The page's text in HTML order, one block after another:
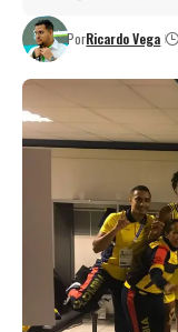
PorRicardo Vega